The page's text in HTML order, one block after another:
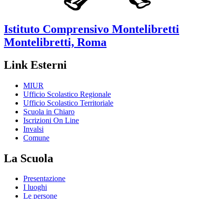
Istituto Comprensivo Montelibretti
Montelibretti, Roma
Link Esterni
MIUR
Ufficio Scolastico Regionale
Ufficio Scolastico Territoriale
Scuola in Chiaro
Iscrizioni On Line
Invalsi
Comune
La Scuola
Presentazione
I luoghi
Le persone